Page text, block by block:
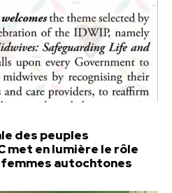
des peuples
met en lumière le rôle
autochtones